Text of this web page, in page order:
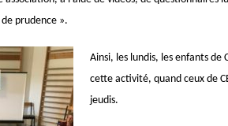
prudence ».
Ainsi, les lundis, les enfants de
cette activité, quand ceux de
jeudis.